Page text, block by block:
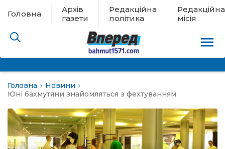
Головна
Архів
газети
Редакційна
політика
Редакційна
місія
евакуації
Головна
Новини
Юні бахмутяни знайомляться з фехтуванням